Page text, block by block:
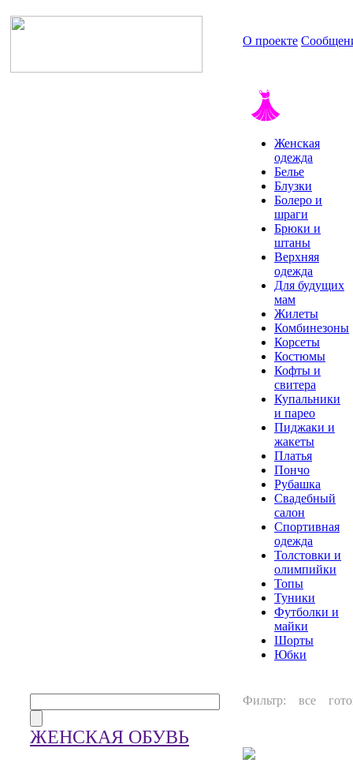
О проекте
Женская
одежда
Белье
Блузки
Болеро и
шраги
Брюки и
штаны
Верхняя
одежда
Для будущих
мам
Жилеты
Комбинезоны
Корсеты
Костюмы
Кофты и
свитера
Купальники
и парео
Пиджаки и
жакеты
Платья
Пончо
Рубашка
Свадебный
салон
Спортивная
одежда
Толстовки и
олимпийки
Топы
Туники
Футболки и
майки
Шорты
Юбки
ЖЕНСКАЯ ОБУВЬ
Фильтр: все